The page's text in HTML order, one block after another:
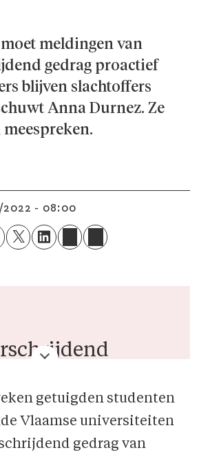
meldingen van
gedrag proactief
blijven slachtoffers
Anna Durnez. Ze
2022 - 08:00
hier.
getuigden studenten
Vlaamse universiteiten
gedrag van